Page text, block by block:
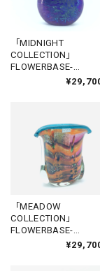
「MIDNIGHT
COLLECTION」
FLOWERBASE-
「MEADOW
COLLECTION」
FLOWERBASE-